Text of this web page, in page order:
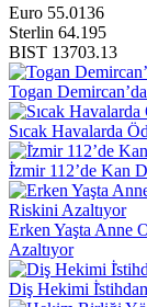
Euro 55.0136
Sterlin 64.195
BIST 13703.13
Togan
Sıcak Havalarda
İ̇zmir 112’de Kan
Erken Yaşta Anne
Azaltıyor
Diş Hekimi